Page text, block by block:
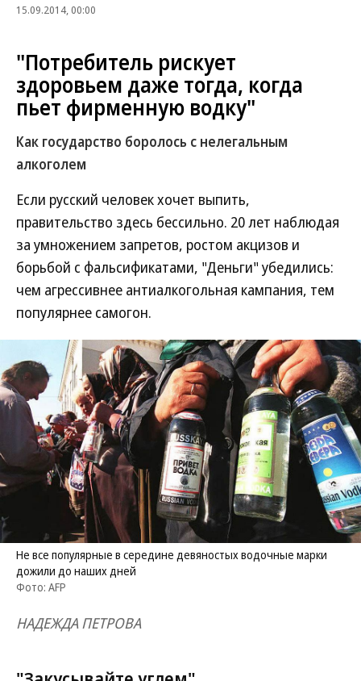
15.09.2014, 00:00
"Потребитель рискует
здоровьем даже тогда, когда
пьет фирменную водку"
Как государство боролось с нелегальным
алкоголем
Если русский человек хочет выпить,
правительство здесь бессильно. 20 лет наблюдая
за умножением запретов, ростом акцизов и
борьбой с фальсификатами, "Деньги" убедились:
чем агрессивнее антиалкогольная кампания, тем
популярнее самогон.
Не все популярные в середине девяностых водочные марки
дожили до наших дней
Фото: AFP
НАДЕЖДА ПЕТРОВА